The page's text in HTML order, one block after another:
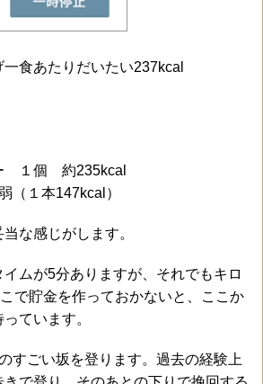
食あたりだいたい237kcal
１個 約235kcal
（１本147kcal）
な感じがします。
ムが5分ありますが、それでもキロ
で貯金を作っておかないと、ここか
ています。
すごい坂を登ります。過去の経験上